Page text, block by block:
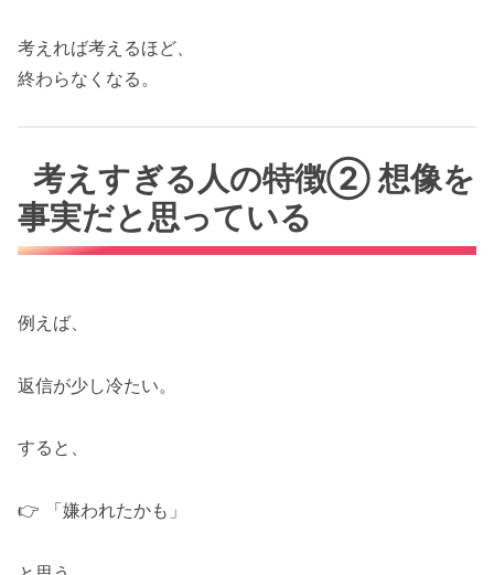
考えれば考えるほど、
終わらなくなる。
考えすぎる人の特徴② 想像を
事実だと思っている
例えば、
返信が少し冷たい。
すると、
👉 「嫌われたかも」